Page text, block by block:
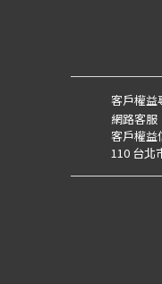
客戶權益
網路客服
客戶權益
110 台北